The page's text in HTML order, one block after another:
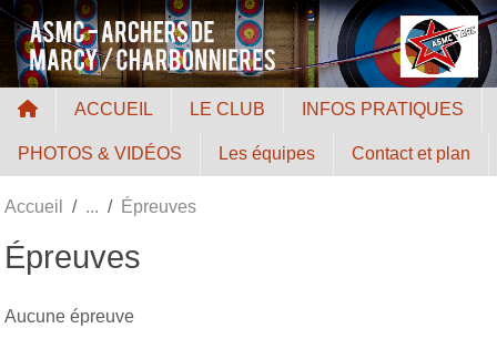
ACCUEIL LE CLUB INFOS PRATIQUES
PHOTOS & VIDÉOS Les équipes Contact et plan
Accueil Épreuves
Épreuves
Aucune épreuve
Panneau de gestion des cookies